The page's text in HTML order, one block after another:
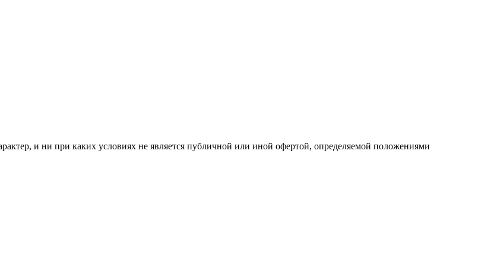
и ни при каких условиях не является публичной или иной офертой, определяемой положениями